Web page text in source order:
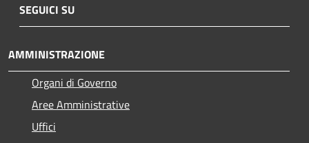
SEGUICI SU
AMMINISTRAZIONE
Organi di Governo
Aree Amministrative
Uffici